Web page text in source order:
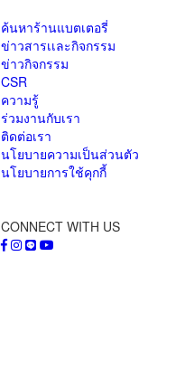
ค้นหาร้านแบตเตอรี่
ข่าวสารเเละกิจกรรม
ข่าวกิจกรรม
CSR
ความรู้
ร่วมงานกับเรา
ติดต่อเรา
นโยบายความเป็นส่วนตัว
นโยบายการใช้คุกกี้
CONNECT WITH US